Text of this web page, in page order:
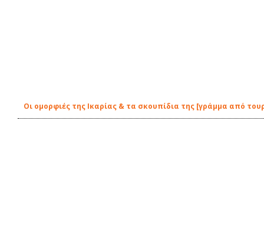
Οι ομορφιές της Ικαρίας & τα σκουπίδια της [γράμμα από